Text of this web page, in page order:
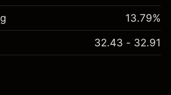
13.79%
32.43 - 32.91